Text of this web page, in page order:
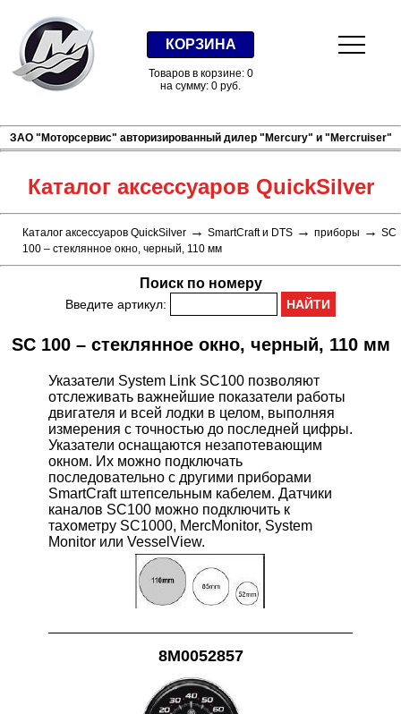
КОРЗИНА
Товаров в корзине: 0
на сумму: 0 руб.
ЗАО "Моторсервис" авторизированный дилер "Mercury" и "Mercruiser"
Каталог аксессуаров QuickSilver
Каталог аксессуаров QuickSilver → SmartCraft и DTS → приборы → SC
100 – стеклянное окно, черный, 110 мм
Поиск по номеру
Введите артикул:
SC 100 – стеклянное окно, черный, 110 мм
Указатели System Link SC100 позволяют
отслеживать важнейшие показатели работы
двигателя и всей лодки в целом, выполняя
измерения с точностью до последней цифры.
Указатели оснащаются незапотевающим
окном. Их можно подключать
последовательно с другими приборами
SmartCraft штепсельным кабелем. Датчики
каналов SC100 можно подключить к
тахометру SC1000, MercMonitor, System
Monitor или VesselView.
8M0052857